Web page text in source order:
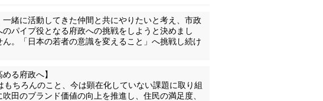
緒に活動してきた仲間と共にやりたいと考え、市政
パイプ役となる府政への挑戦をしようと決めまし
。「日本の若者の意識を変えること」へ挑戦し続け
る府政へ】
ちろんのこと、今は顕在化していない課題に取り組
田のブランド価値の向上を推進し、住民の満足度、